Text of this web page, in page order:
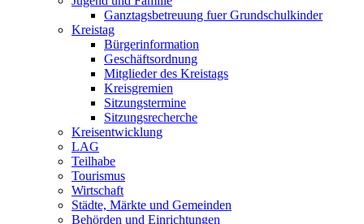
Ganztagsbetreuung fuer Grundschulkinder
Kreistag
Bürgerinformation
Geschäftsordnung
Mitglieder des Kreistags
Kreisgremien
Sitzungstermine
Sitzungsrecherche
Kreisentwicklung
LAG
Teilhabe
Tourismus
Wirtschaft
Städte, Märkte und Gemeinden
Behörden und Einrichtungen